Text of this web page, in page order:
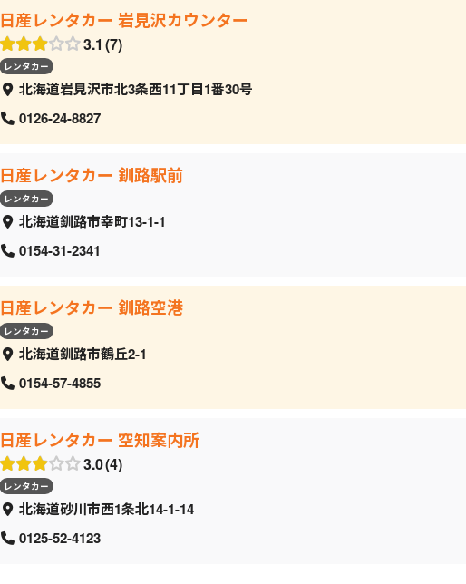
日産レンタカー 岩見沢カウンター
3.1 7
レンタカー
北海道岩見沢市北3条西11丁目1番30号
0126-24-8827
日産レンタカー 釧路駅前
レンタカー
北海道釧路市幸町13-1-1
0154-31-2341
日産レンタカー 釧路空港
レンタカー
北海道釧路市鶴丘2-1
0154-57-4855
日産レンタカー 空知案内所
3.0 4
レンタカー
北海道砂川市西1条北14-1-14
0125-52-4123